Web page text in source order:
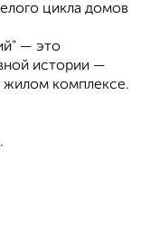
цикла домов
— это
истории —
жилом комплексе.